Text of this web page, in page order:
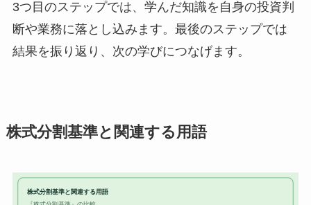
3つ目のステップでは、学んだ知識を自身の投資判
断や業務に落とし込みます。最後のステップでは
結果を振り返り、次の学びにつなげます。
株式分割基準と関連する用語
株式分割基準と関連する用語